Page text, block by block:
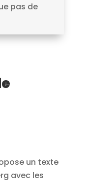
pas de
un texte
avec les